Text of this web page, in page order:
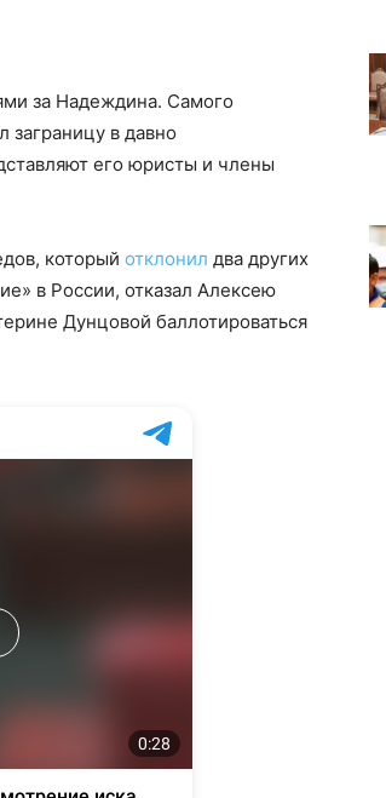
за Надеждина. Самого
заграницу в давно
его юристы и члены
который отклонил два других
в России, отказал Алексею
Дунцовой баллотироваться